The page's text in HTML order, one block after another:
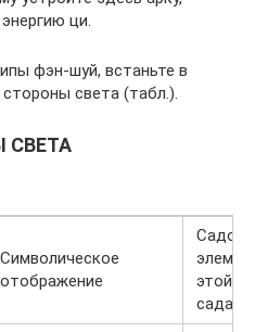
ци.
фэн-шуй, встаньте в
света (табл.).
СВЕТА
Символическое
отображение
этой
сада